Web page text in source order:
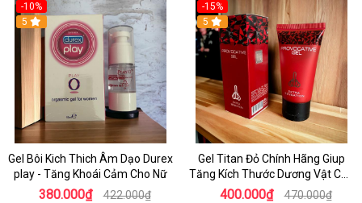
-10%
5
Gel Bôi Kich Thich Âm Dạo Durex
play - Tăng Khoái Cảm Cho Nữ
380.000₫ 422.000₫
-15%
5
Gel Titan Đỏ Chính Hãng Giup
Tăng Kích Thước Dương Vật Cho
Nam
400.000₫ 470.000₫